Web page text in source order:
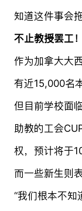
知道这件事会
不止教授罢工
作为加拿大大
有近15,000名
但目前学校面
助教的工会
权，预计将于
而一些新生则
“我们根本不